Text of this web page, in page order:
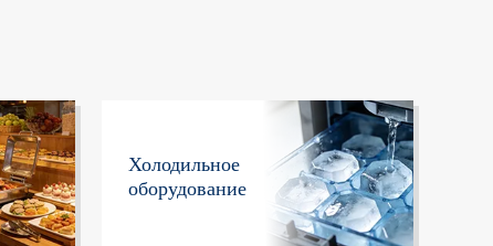
Холодильное
оборудование